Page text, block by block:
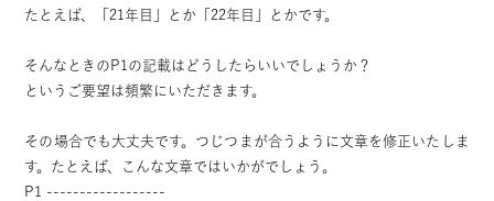
たとえば、「21年目」とか「22年目」とかです。
そんなときのP1の記載はどうしたらいいでしょうか？
というご要望は頻繁にいただきます。
その場合でも大丈夫です。つじつまが合うように文章を修正いたしま
す。たとえば、こんな文章ではいかがでしょう。
P1 ------------------